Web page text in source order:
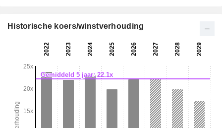
Historische koers/winstverhouding